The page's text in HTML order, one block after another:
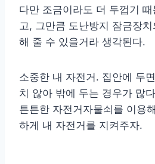
다만 조금이라도 더 두껍기
고, 그만큼 도난방지 잠금장
해 줄 수 있을거라 생각된다.
소중한 내 자전거. 집안에 두
치 않아 밖에 두는 경우가 많
튼튼한 자전거자물쇠를 이용
하게 내 자전거를 지켜주자.